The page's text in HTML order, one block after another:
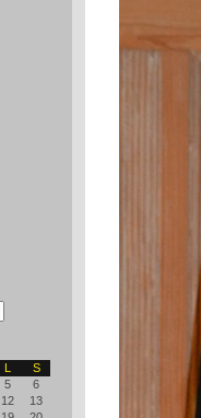
L
S
5
6
12
13